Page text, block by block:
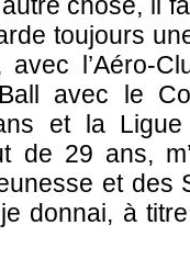
chose, il
toujours
avec l’Aéro-
avec le
et la
de 29 ans,
et des
donnai, à